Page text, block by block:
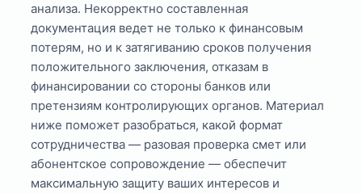
анализа. Некорректно составленная
документация ведет не только к финансовым
потерям, но и к затягиванию сроков получения
положительного заключения, отказам в
финансировании со стороны банков или
претензиям контролирующих органов. Материал
ниже поможет разобраться, какой формат
сотрудничества — разовая проверка смет или
абонентское сопровождение — обеспечит
максимальную защиту ваших интересов и